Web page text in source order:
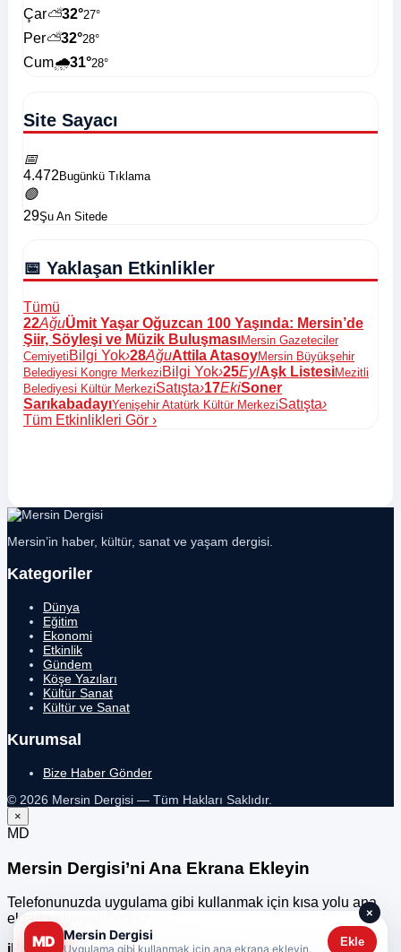
Çar⛅32°27°
Per⛅32°28°
Cum🌧️31°28°
Site Sayacı
📅
4.472 Bugünkü Tıklama
🟢
29Şu An Sitede
📅 Yaklaşan Etkinlikler
Tümü
22AğuÜmit Yaşar Oğuzcan 100 Yaşında: Mersin’de
Şiir, Söyleşi ve Müzik BuluşmasıMersin Gazeteciler
Cemiyeti Bilgi Yok›28AğuAttila AtasoyMersin Büyükşehir
Belediyesi Kongre Merkezi Bilgi Yok›25EylAşk ListesiMezitli
Belediyesi Kültür MerkeziSatışta›17EkiSoner
SarıkabadayıYenişehir Atatürk Kültür MerkeziSatışta›
Tüm Etkinlikleri Gör ›
Mersin’in haber, kültür, sanat ve yaşam dergisi.
Kategoriler
Dünya
Eğitim
Ekonomi
Etkinlik
Gündem
Köşe Yazıları
Kültür Sanat
Kültür ve Sanat
Kurumsal
Bize Haber Gönder
© 2026 Mersin Dergisi — Tüm Hakları Saklıdır.
×
MD
Mersin Dergisi’ni Ana Ekrana Ekleyin
Telefonunuzda uygulama gibi kullanmak için kısa yolu ana
ekrana ekleyebilirsiniz.
×
MD Mersin Dergisi
Uygulama gibi kullanmak için ana ekrana ekleyin.
Ekle